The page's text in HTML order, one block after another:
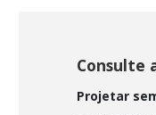
Consulte
Projetar